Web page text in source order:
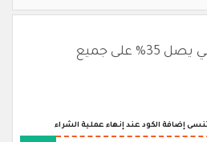
كوبون نمشي يصل 35% على جميع
تنسى إضافة الكود عند إنهاء عملية الشراء